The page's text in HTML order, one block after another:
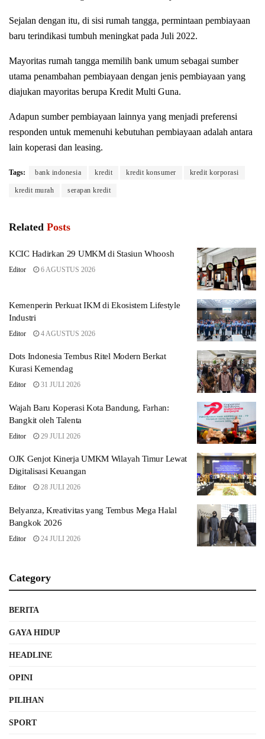
Sejalan dengan itu, di sisi rumah tangga, permintaan pembiayaan
baru terindikasi tumbuh meningkat pada Juli 2022.
Mayoritas rumah tangga memilih bank umum sebagai sumber
utama penambahan pembiayaan dengan jenis pembiayaan yang
diajukan mayoritas berupa Kredit Multi Guna.
Adapun sumber pembiayaan lainnya yang menjadi preferensi
responden untuk memenuhi kebutuhan pembiayaan adalah antara
lain koperasi dan leasing.
Tags: bank indonesia kredit kredit konsumer kredit korporasi
kredit murah serapan kredit
Related Posts
KCIC Hadirkan 29 UMKM di Stasiun Whoosh
Editor 6 AGUSTUS 2026
Kemenperin Perkuat IKM di Ekosistem Lifestyle
Industri
Editor 4 AGUSTUS 2026
Dots Indonesia Tembus Ritel Modern Berkat
Kurasi Kemendag
Editor 31 JULI 2026
Wajah Baru Koperasi Kota Bandung, Farhan:
Bangkit oleh Talenta
Editor 29 JULI 2026
OJK Genjot Kinerja UMKM Wilayah Timur Lewat
Digitalisasi Keuangan
Editor 28 JULI 2026
Belyanza, Kreativitas yang Tembus Mega Halal
Bangkok 2026
Editor 24 JULI 2026
Category
BERITA
GAYA HIDUP
HEADLINE
OPINI
PILIHAN
SPORT